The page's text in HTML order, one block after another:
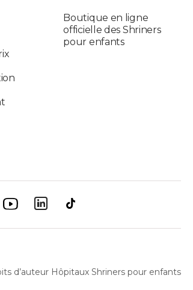
Boutique en ligne
officielle des Shriners
pour enfants
d’auteur Hôpitaux Shriners pour enfants